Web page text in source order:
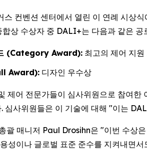
스 컨벤션 센터에서 열린 이 연례 시상
상 수상자 중 DALI+는 다음과 같은
(Category Award): 최고의 제어 지원
Award): 디자인 우수상
제어 전문가들이 심사위원으로 참여
심사위원들은 이 기술에 대해 "이는
매니저 Paul Drosihn은 "이번 수상
성이나 글로벌 표준 준수를 지켜내면